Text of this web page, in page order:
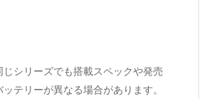
シリーズでも搭載スペックや発売
テリーが異なる場合があります。